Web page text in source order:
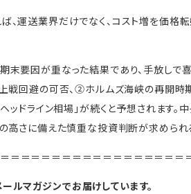
運送業界だけでなく、コスト増を価格
要因が重なった結果であり、手放しで
回避の可否、②ホルムズ海峡の再開時
ッドライン相場」が続くと予想されます
高さに備えた慎重な投資判断が求められ
＝＝＝＝＝＝＝＝＝＝＝＝＝＝＝＝＝
ルマガジンでお届けしています。